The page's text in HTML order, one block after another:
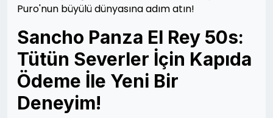
Puro'nun büyülü dünyasına adım atın!
Sancho Panza El Rey 50s:
Tütün Severler İçin Kapıda
Ödeme İle Yeni Bir
Deneyim!